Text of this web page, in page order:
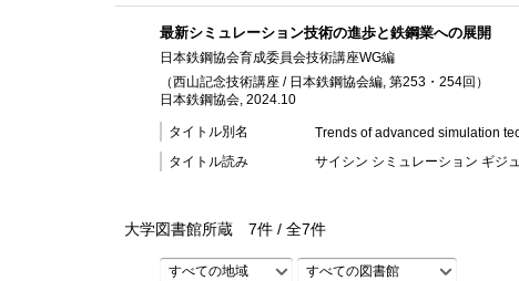
最新シミュレーション技術の進歩と鉄鋼業への展開
日本鉄鋼協会育成委員会技術講座WG編
（西山記念技術講座 / 日本鉄鋼協会編, 第253・254回）
日本鉄鋼協会, 2024.10
タイトル別名
Trends of advanced simulation
タイトル読み
サイシン シミュレーション ギジ
大学図書館所蔵 7件 / 全7件
すべての地域 すべての図書館